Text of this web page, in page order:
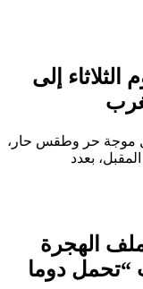
إلى
موجة حر وطقس حار،
بعدد
الهجرة
“تحمل دوما